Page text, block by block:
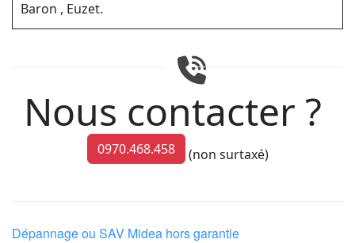
Baron , Euzet.
Nous contacter ?
0970.468.458 (non surtaxé)
Dépannage ou SAV Midea hors garantie